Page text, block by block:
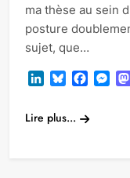
ma thèse au sein
posture
sujet, que…
LinkedInBluesky
Lire plus...